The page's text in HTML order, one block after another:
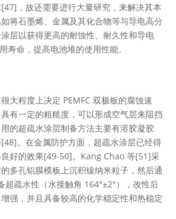
，故还需要进行大量研究，来解决其本
将石墨烯、金属及其化合物等与导电高分
层以获得更高的耐蚀性、耐久性和导电
寿命，提高电池堆的使用性能。
大程度上决定 PEMFC 双极板的腐蚀速
有一定的粗糙度，可以形成空气层来阻挡
的超疏水涂层制备方法主要有溶胶凝胶
。在金属防护方面，超疏水涂层已经得
好的效果[49-50]。Kang Chao 等[51]采
多孔铝膜模板上沉积镍纳米粒子，然后通
超疏水性（水接触角 164°±2°），改性后
强，并且具备较高的化学稳定性和热稳定